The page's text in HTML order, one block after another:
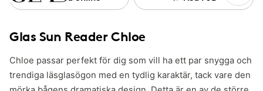
Glas Sun Reader Chloe
Chloe passar perfekt för dig som vill ha ett par snygga och
trendiga läsglasögon med en tydlig karaktär, tack vare den